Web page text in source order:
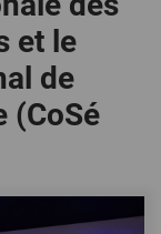
et le
de
(CoSé